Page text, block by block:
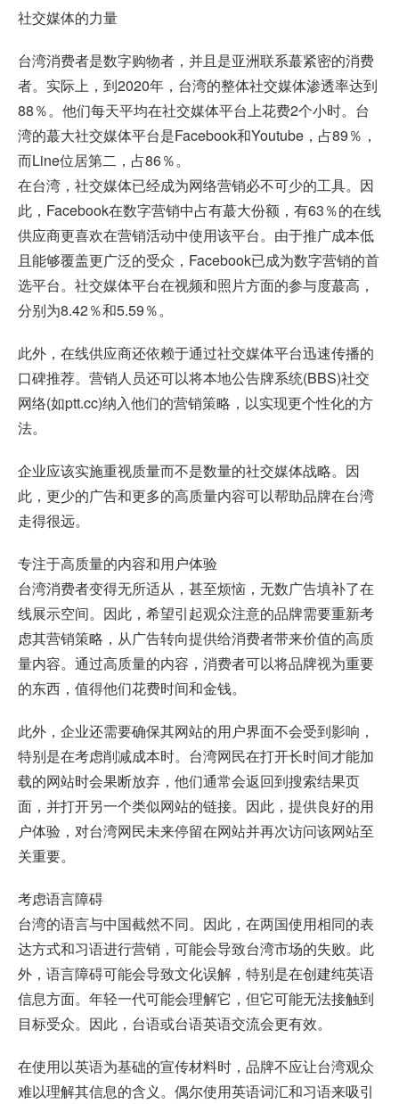
社交媒体的力量
台湾消费者是数字购物者，并且是亚洲联系蕞紧密的消费
者。实际上，到2020年，台湾的整体社交媒体渗透率达到
88％。他们每天平均在社交媒体平台上花费2个小时。台
湾的蕞大社交媒体平台是Facebook和Youtube，占89％，
而Line位居第二，占86％。
在台湾，社交媒体已经成为网络营销必不可少的工具。因
此，Facebook在数字营销中占有蕞大份额，有63％的在线
供应商更喜欢在营销活动中使用该平台。由于推广成本低
且能够覆盖更广泛的受众，Facebook已成为数字营销的首
选平台。社交媒体平台在视频和照片方面的参与度蕞高，
分别为8.42％和5.59％。
此外，在线供应商还依赖于通过社交媒体平台迅速传播的
口碑推荐。营销人员还可以将本地公告牌系统(BBS)社交
网络(如ptt.cc)纳入他们的营销策略，以实现更个性化的方
法。
企业应该实施重视质量而不是数量的社交媒体战略。因
此，更少的广告和更多的高质量内容可以帮助品牌在台湾
走得很远。
专注于高质量的内容和用户体验
台湾消费者变得无所适从，甚至烦恼，无数广告填补了在
线展示空间。因此，希望引起观众注意的品牌需要重新考
虑其营销策略，从广告转向提供给消费者带来价值的高质
量内容。通过高质量的内容，消费者可以将品牌视为重要
的东西，值得他们花费时间和金钱。
此外，企业还需要确保其网站的用户界面不会受到影响，
特别是在考虑削减成本时。台湾网民在打开长时间才能加
载的网站时会果断放弃，他们通常会返回到搜索结果页
面，并打开另一个类似网站的链接。因此，提供良好的用
户体验，对台湾网民未来停留在网站并再次访问该网站至
关重要。
考虑语言障碍
台湾的语言与中国截然不同。因此，在两国使用相同的表
达方式和习语进行营销，可能会导致台湾市场的失败。此
外，语言障碍可能会导致文化误解，特别是在创建纯英语
信息方面。年轻一代可能会理解它，但它可能无法接触到
目标受众。因此，台语或台语英语交流会更有效。
在使用以英语为基础的宣传材料时，品牌不应让台湾观众
难以理解其信息的含义。偶尔使用英语词汇和习语来吸引